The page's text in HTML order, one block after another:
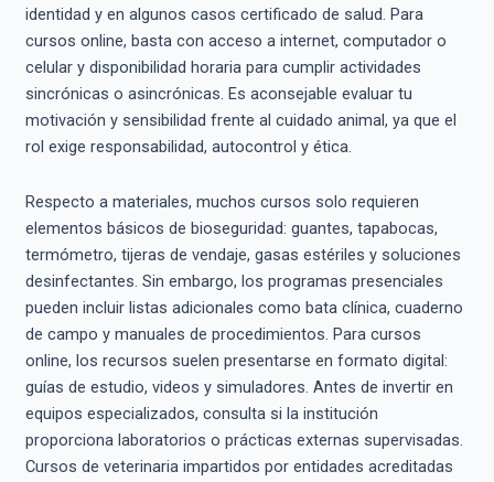
identidad y en algunos casos certificado de salud. Para
cursos online, basta con acceso a internet, computador o
celular y disponibilidad horaria para cumplir actividades
sincrónicas o asincrónicas. Es aconsejable evaluar tu
motivación y sensibilidad frente al cuidado animal, ya que el
rol exige responsabilidad, autocontrol y ética.
Respecto a materiales, muchos cursos solo requieren
elementos básicos de bioseguridad: guantes, tapabocas,
termómetro, tijeras de vendaje, gasas estériles y soluciones
desinfectantes. Sin embargo, los programas presenciales
pueden incluir listas adicionales como bata clínica, cuaderno
de campo y manuales de procedimientos. Para cursos
online, los recursos suelen presentarse en formato digital:
guías de estudio, videos y simuladores. Antes de invertir en
equipos especializados, consulta si la institución
proporciona laboratorios o prácticas externas supervisadas.
Cursos de veterinaria impartidos por entidades acreditadas